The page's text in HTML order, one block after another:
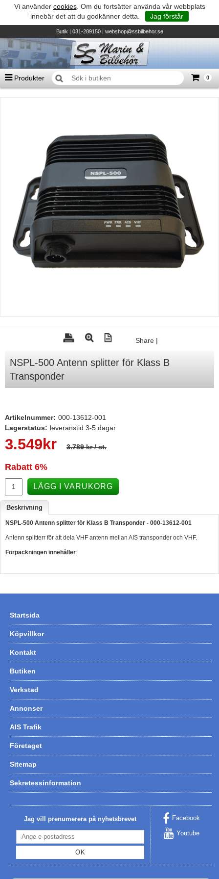
Vi använder cookies. Om du fortsätter använda vår webbplats
innebär det att du godkänner detta.
Jag förstår
Butik| 031-289150 | webshop@ssbilbehor.se
Produkter 0
Suzuki - Utombordare
Suzumar - Gummibåtar
Honda - Utombordare
HonWave - Gummibåtar
Honda - Elverk & Pumpar
Tohatsu - Utombordare
Minn Kota - elmotorer
TK Trailer
Mercury Servicedelar
Lowrance
B&G
Hummertina
Varta - Batterier
Victron - Batteriladdare
CTEK - Batteriladdare
Kamasa Tools - Verktyg
Calix - Packline - Takboxar
Begagnade Motorer & Båtar
Share |
NSPL-500 Antenn splitter för Klass B
Transponder
Artikelnummer: 000-13612-001
Lagerstatus: leveranstid 3-5 dagar
3.549 kr 3.789 kr/ st.
Rabatt 6%
LÄGG I VARUKORG
Beskrivning
NSPL-500 Antenn splitter för Klass B Transponder - 000-13612-001
Antenn splitterr för att dela VHF antenn mellan AIS transponder och VHF.
Förpackningen innehåller:
Startsida
Köpvillkor
Kontakt
Butiken
Verkstad
Annonser
AIS Trafik
Företaget
Sitemap
Sekretessinformation
Jag vill prenumerera på nyhetsbrevet
OK
Facebook
Youtube